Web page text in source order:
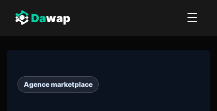
Dawap
Agence marketplace